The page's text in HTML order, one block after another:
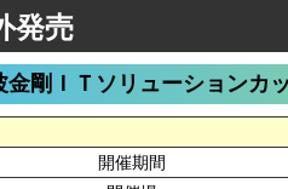
発売
金剛ＩＴソリューションカ
開催期間